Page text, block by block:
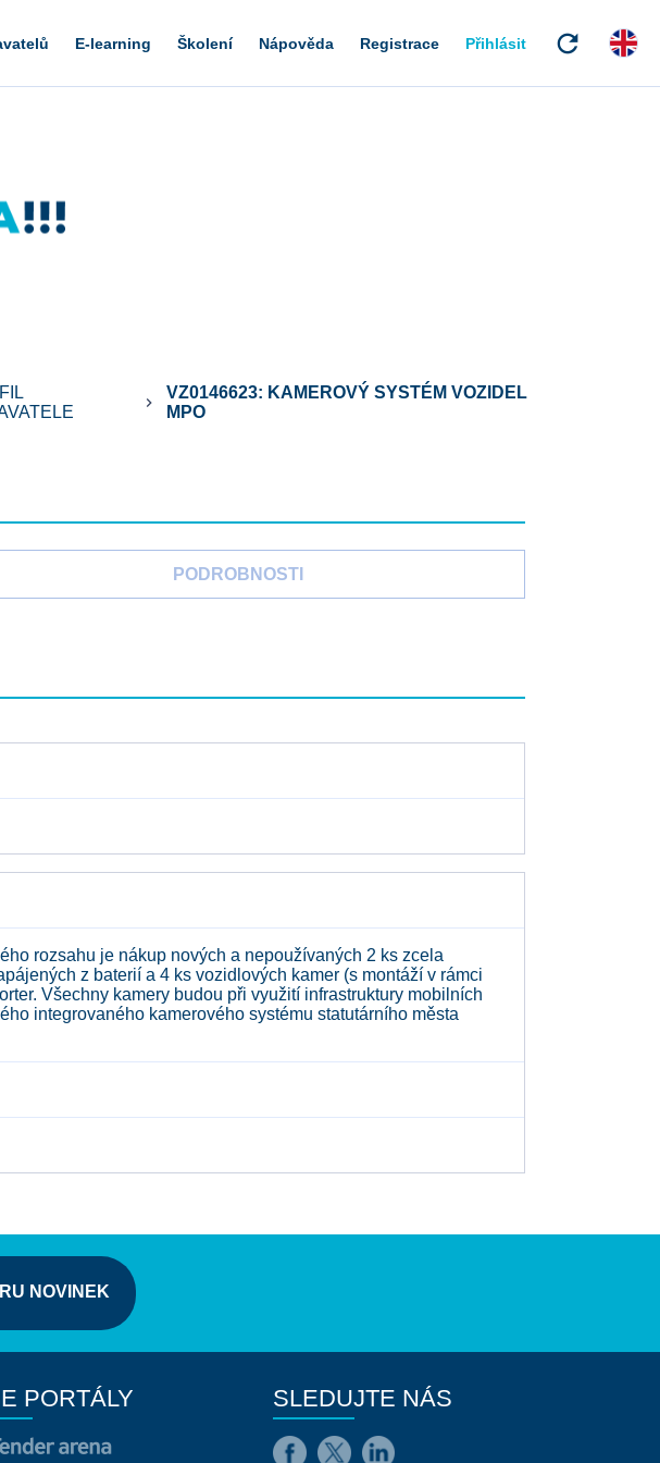
E-learning Školení Nápověda Registrace Přihlásit refresh
keyboard_arrow_right
VZ0146623: KAMEROVÝ SYSTÉM VOZIDEL
MPO
PODROBNOSTI
rozsahu je nákup nových a nepoužívaných 2 ks zcela
z baterií a 4 ks vozidlových kamer (s montáží v rámci
Všechny kamery budou při využití infrastruktury mobilních
integrovaného kamerového systému statutárního města
NOVINEK
PORTÁLY SLEDUJTE NÁS